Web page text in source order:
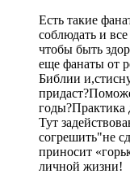
Есть такие
соблюдать и
чтобы быть
еще фанаты от
Библии
годы?Практика
Тут
согрешить"не
приносит
личной жизни!